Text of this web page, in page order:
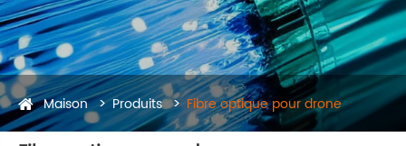
Maison Produits Fibre optique pour drone